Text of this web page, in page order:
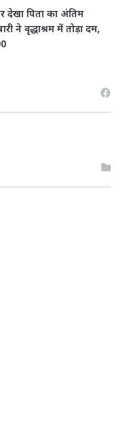
देखा पिता का अंतिम
ने वृद्धाश्रम में तोड़ा दम,